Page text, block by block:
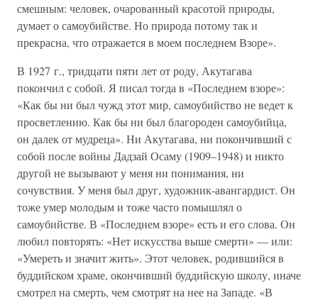
смешным: человек, очарованный красотой природы,
думает о самоубийстве. Но природа потому так и
прекрасна, что отражается в моем последнем Взоре».
В 1927 г., тридцати пяти лет от роду, Акутагава
покончил с собой. Я писал тогда в «Последнем взоре»:
«Как бы ни был чужд этот мир, самоубийство не ведет к
просветлению. Как бы ни был благороден самоубийца,
он далек от мудреца». Ни Акутагава, ни покончивший с
собой после войны Дадзай Осаму (1909–1948) и никто
другой не вызывают у меня ни понимания, ни
сочувствия. У меня был друг, художник-авангардист. Он
тоже умер молодым и тоже часто помышлял о
самоубийстве. В «Последнем взоре» есть и его слова. Он
любил повторять: «Нет искусства выше смерти» — или:
«Умереть и значит жить». Этот человек, родившийся в
буддийском храме, окончивший буддийскую школу, иначе
смотрел на смерть, чем смотрят на нее на Западе. «В